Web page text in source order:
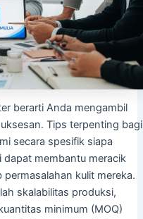
berarti Anda mengambil
Tips terpenting bagi
secara spesifik siapa
dapat membantu meracik
kulit mereka.
skalabilitas produksi,
minimum (MOQ)